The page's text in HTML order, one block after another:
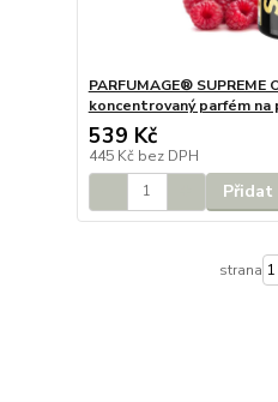
PARFUMAGE® SUPREME
koncentrovaný parfém na
539 Kč
445 Kč bez DPH
Přidat
strana